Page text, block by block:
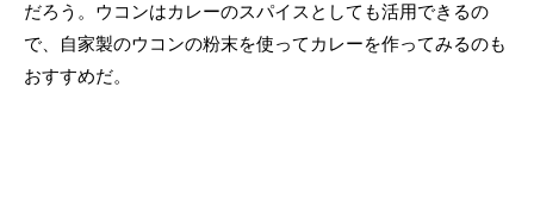
だろう。ウコンはカレーのスパイスとしても活用できるの
で、自家製のウコンの粉末を使ってカレーを作ってみるのも
おすすめだ。